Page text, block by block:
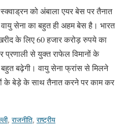
को अंबाला एयर बेस पर तैनात
सेना का बहुत ही अहम बेस है। भारत
के लिए 60 हजार करोड़ रुपये का
प्रणाली से युक्त राफेल विमानों के
बढ़ेगी। वायु सेना फ्रांस से मिलने
के बेड़े के साथ तैनात करने पर काम कर
, राजनीति, राष्ट्रीय